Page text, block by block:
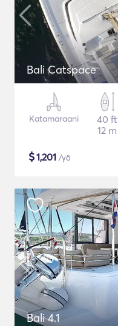
Bali Catspace
Katamaraani
40 ft
12 m
$1,201 /yö
Bali 4.1